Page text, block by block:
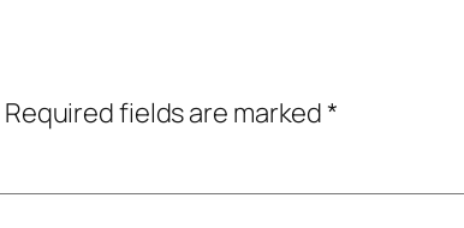
Required fields are marked*